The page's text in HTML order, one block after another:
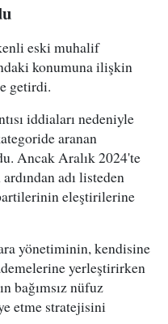
eski muhalif
konumuna ilişkin
getirdi.
iddiaları nedeniyle
aranan
Ancak Aralık 2024'te
adı listeden
eleştirilerine
yönetiminin, kendisine
yerleştirirken
bağımsız nüfuz
etme stratejisini